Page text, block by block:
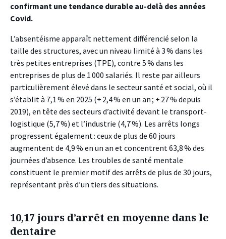
confirmant une tendance durable au-delà des années
Covid.
L’absentéisme apparaît nettement différencié selon la
taille des structures, avec un niveau limité à 3 % dans les
très petites entreprises (TPE), contre 5 % dans les
entreprises de plus de 1 000 salariés. Il reste par ailleurs
particulièrement élevé dans le secteur santé et social, où il
s’établit à 7,1 % en 2025 (+ 2,4 % en un an ; + 27 % depuis
2019), en tête des secteurs d’activité devant le transport-
logistique (5,7 %) et l’industrie (4,7 %). Les arrêts longs
progressent également : ceux de plus de 60 jours
augmentent de 4,9 % en un an et concentrent 63,8 % des
journées d’absence. Les troubles de santé mentale
constituent le premier motif des arrêts de plus de 30 jours,
représentant près d’un tiers des situations.
10,17 jours d’arrêt en moyenne dans le
dentaire